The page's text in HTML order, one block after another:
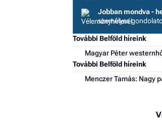
Jobban mondva -
személyes
További Belföld híreink
Magyar Péter
További Belföld híreink
Menczer Tamás: Nagy